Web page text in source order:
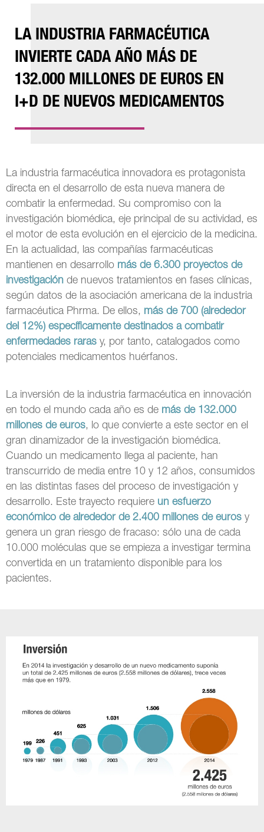
LA INDUSTRIA FARMACÉUTICA
INVIERTE CADA AÑO MÁS DE
132.000 MILLONES DE EUROS EN
I+D DE NUEVOS MEDICAMENTOS
La industria farmacéutica innovadora es protagonista
directa en el desarrollo de esta nueva manera de
combatir la enfermedad. Su compromiso con la
investigación biomédica, eje principal de su actividad, es
el motor de esta evolución en el ejercicio de la medicina.
En la actualidad, las compañías farmacéuticas
mantienen en desarrollo más de 6.300 proyectos de
investigación de nuevos tratamientos en fases clínicas,
según datos de la asociación americana de la industria
farmacéutica Phrma. De ellos, más de 700 (alrededor
del 12%) específicamente destinados a combatir
enfermedades raras y, por tanto, catalogados como
potenciales medicamentos huérfanos.
La inversión de la industria farmacéutica en innovación
en todo el mundo cada año es de más de 132.000
millones de euros, lo que convierte a este sector en el
gran dinamizador de la investigación biomédica.
Cuando un medicamento llega al paciente, han
transcurrido de media entre 10 y 12 años, consumidos
en las distintas fases del proceso de investigación y
desarrollo. Este trayecto requiere un esfuerzo
económico de alrededor de 2.400 millones de euros y
genera un gran riesgo de fracaso: sólo una de cada
10.000 moléculas que se empieza a investigar termina
convertida en un tratamiento disponible para los
pacientes.